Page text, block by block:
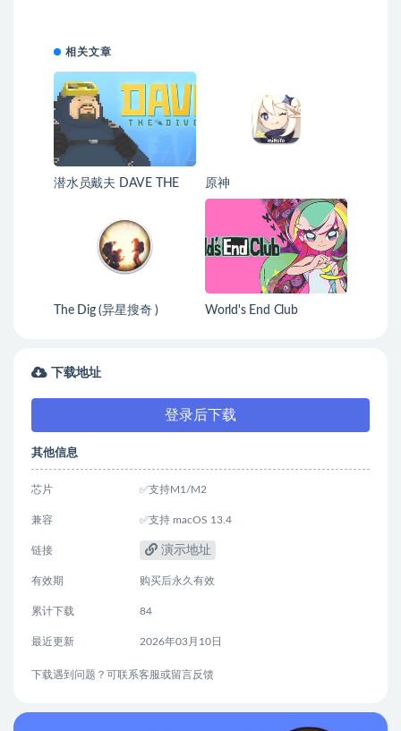
相关文章
潜水员戴夫 DAVE THE
原神
The Dig (异星搜奇 ) World's End Club
下载地址
登录后下载
其他信息
芯片 ✅支持M1/M2
兼容 ✅支持 macOS 13.4
链接 演示地址
有效期 购买后永久有效
累计下载 84
最近更新 2026年03月10日
下载遇到问题？可联系客服或留言反馈